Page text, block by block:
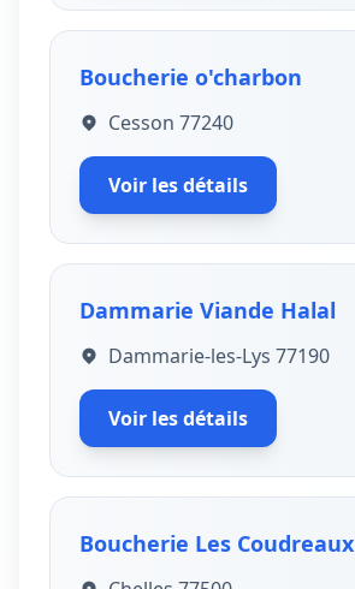
Boucherie o'charbon
Cesson 77240
Voir les détails
Dammarie Viande Halal
Dammarie-les-Lys 77190
Voir les détails
Boucherie Les Coudreaux